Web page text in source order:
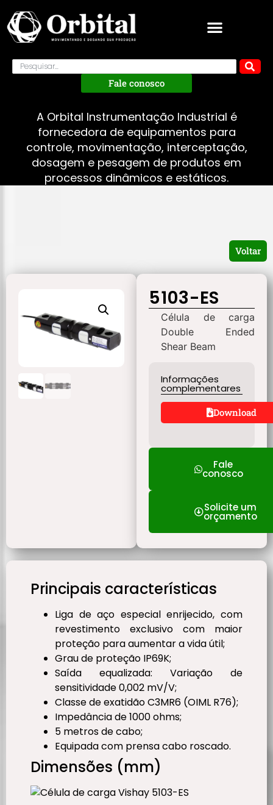
Fale conosco
A Orbital Instrumentação Industrial é
fornecedora de equipamentos para
controle, movimentação, interceptação,
dosagem e pesagem de produtos em
processos dinâmicos e estáticos.
Voltar
5103-ES
Célula de carga
Double Ended
Shear Beam
Informações
complementares
Download
Fale
conosco
Solicite um
orçamento
Principais características
Liga de aço especial enrijecido, com
revestimento exclusivo com maior
proteção para aumentar a vida útil;
Grau de proteção IP69K;
Saída equalizada: Variação de
sensitividade 0,002 mV/V;
Classe de exatidão C3MR6 (OIML R76);
Impedância de 1000 ohms;
5 metros de cabo;
Equipada com prensa cabo roscado.
Dimensões (mm)